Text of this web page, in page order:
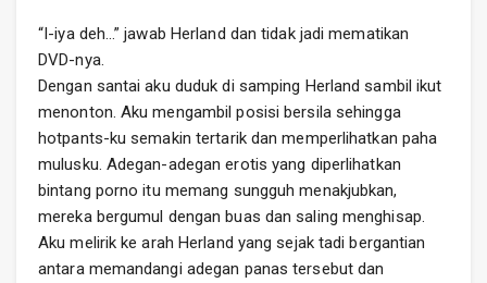
“I-iya deh…” jawab Herland dan tidak jadi mematikan
DVD-nya.
Dengan santai aku duduk di samping Herland sambil ikut
menonton. Aku mengambil posisi bersila sehingga
hotpants-ku semakin tertarik dan memperlihatkan paha
mulusku. Adegan-adegan erotis yang diperlihatkan
bintang porno itu memang sungguh menakjubkan,
mereka bergumul dengan buas dan saling menghisap.
Aku melirik ke arah Herland yang sejak tadi bergantian
antara memandangi adegan panas tersebut dan